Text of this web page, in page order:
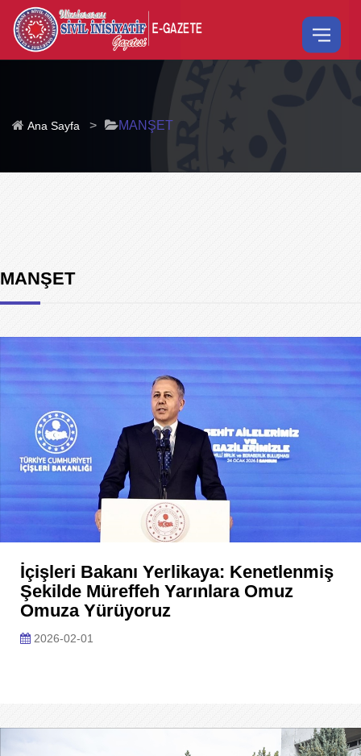
Ana Sayfa > MANŞET
MANŞET
İçişleri Bakanı Yerlikaya: Kenetlenmiş
Şekilde Müreffeh Yarınlara Omuz
Omuza Yürüyoruz
2026-02-01